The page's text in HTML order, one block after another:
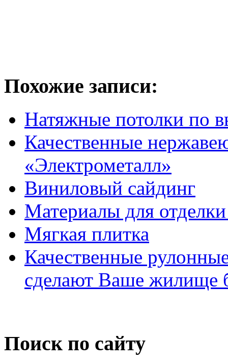
Похожие записи:
Натяжные потолки по
Качественные
«Электрометалл»
Виниловый сайдинг
Материалы для
Мягкая плитка
Качественные
сделают Ваше жилище
Поиск по сайту